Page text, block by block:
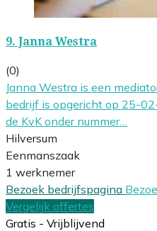
9. Janna Westra
(0)
Janna Westra is een
bedrijf is opgericht op 25-
de KvK onder nummer…
Hilversum
Eenmanszaak
1 werknemer
Bezoek bedrijfspagina
Vergelijk offertes
Gratis - Vrijblijvend